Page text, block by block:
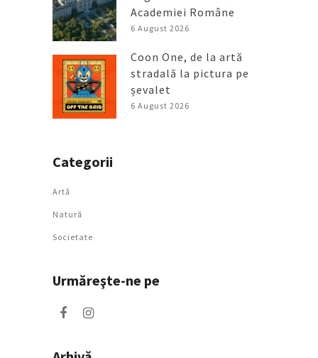
Academiei Române
6 August 2026
Coon One, de la artă
stradală la pictura pe
șevalet
6 August 2026
Categorii
Artǎ
Natură
Societate
Urmăreşte-ne pe